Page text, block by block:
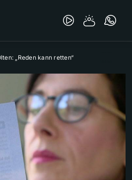
„Reden kann retten“